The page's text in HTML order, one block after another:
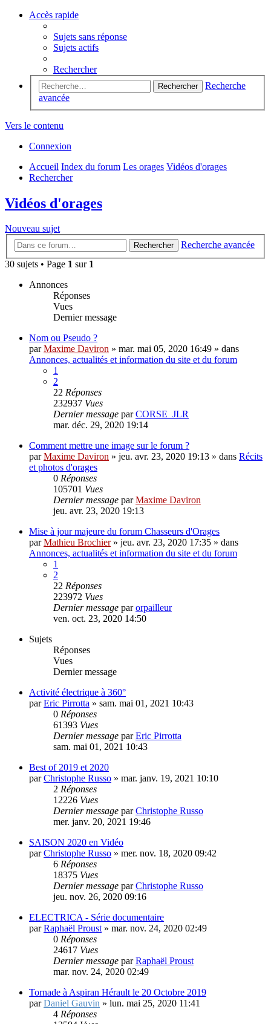
En poursuivant votre navigation, vous acceptez l’utilisation de
cookies.En savoir plus
Accès rapide
Sujets sans réponse
Sujets actifs
Vers le contenu
Connexion
Accueil
Index du forum
Vidéos d'orages
Nouveau sujet
30 sujets • Page1sur1
Annonces
Réponses
Vues
Dernier message
Nom ou Pseudo ?
parMaxime Daviron
Annonces, actualités et information du site et du forum
1
2
22Réponses
232937
Dernier messageparCORSE_JLR
mar. déc. 29, 2020 19:14
Comment mettre une image sur le forum ?
Maxime Daviron
et photos d'orages
0Réponses
105701
Vues
Dernier messageparMaxime Daviron
jeu. avr. 23, 2020 19:13
Mise à jour majeure du forum Chasseurs d'Orages
parMathieu Brochier
Annonces, actualités et information du site et du forum
1
2
22Réponses
Dernier message
ven. oct. 23, 2020 14:50
Réponses
Vues
Dernier message
Activité électrique à 360°
Eric Pirrotta»sam. mai 01, 2021 10:43
0Réponses
61393
Vues
Dernier message
Eric Pirrotta
sam. mai 01, 2021 10:43
Best of 2019 et 2020
Christophe Russo» mar. janv. 19, 2021 10:10
2Réponses
12226Vues
Dernier messagepar
Christophe Russo
mer. janv. 20, 2021 19:46
SAISON 2020 en Vidéo
Christophe Russo» mer. nov. 18, 2020 09:42
6Réponses
18375Vues
Dernier messageparChristophe Russo
jeu. nov. 26, 2020 09:16
ELECTRICA - Série documentaire
Raphaël Proust»mar. nov. 24, 2020 02:49
0Réponses
24617
Vues
Dernier messageparRaphaël Proust
mar. nov. 24, 2020 02:49